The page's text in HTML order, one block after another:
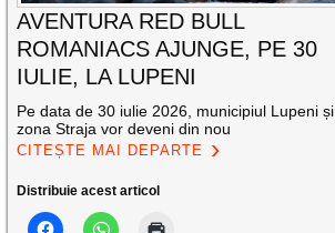
AVENTURA RED BULL
ROMANIACS AJUNGE, PE 30
IULIE, LA LUPENI
Pe data de 30 iulie 2026, municipiul Lupeni și
zona Straja vor deveni din nou
CITEȘTE MAI DEPARTE
Distribuie acest articol